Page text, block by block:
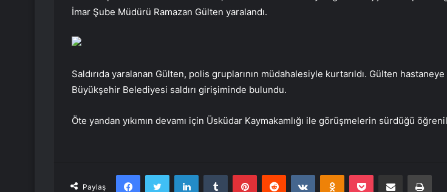
İmar Şube Müdürü Ramazan Gülten yaralandı.
Saldırıda yaralanan Gülten, polis gruplarının müdahalesiyle kurtarıldı. Gülten hastaneye
Büyükşehir Belediyesi saldırı girişiminde bulundu.
Öte yandan yıkımın devamı için Üsküdar Kaymakamlığı ile görüşmelerin sürdüğü
Paylaş
FacebookTwitter LinkedInTumblr PinterestReddit VKontakteOdnoklassniki
Pocket E-Posta ile paylaş